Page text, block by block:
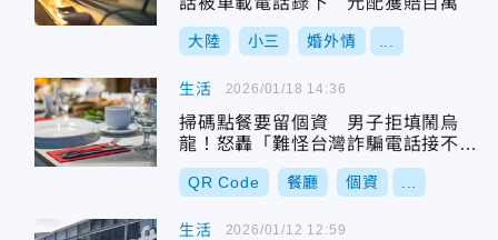
大陸 小三 婚外情
生活
掃碼點餐要留個資 男子拒填鬧烏
龍！怒轟「難怪台灣詐騙電話接不
完」
QR Code 餐廳 個資
2026/01/18 14:36
生活 2026/01/12 12:59